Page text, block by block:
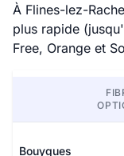
À Flines-lez-
plus rapide
Free, Orange et
Bouygues